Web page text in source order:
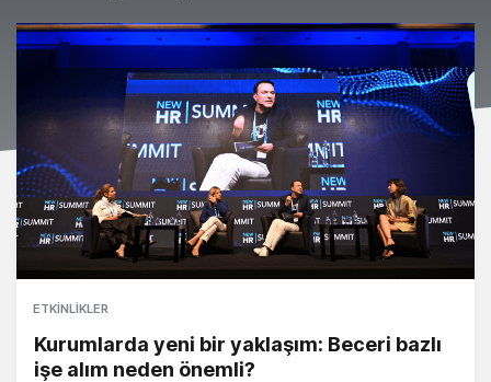
ETKINLIKLER
Kurumlarda yeni bir yaklaşım: Beceri bazlı
işe alım neden önemli?